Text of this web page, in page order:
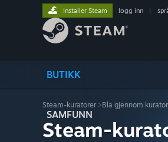
BUTIKK
SAMFUNN
Installer Steam logg inn
Steam-kuratorer >Bla gjennom
Steam-